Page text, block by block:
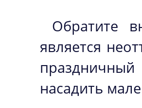
Обратите
является
насадить